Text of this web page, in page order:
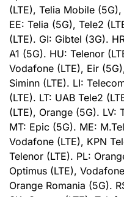
(LTE), Telia Mobile
EE: Telia (5G), Tele2
(LTE). GI: Gibtel (3G).
A1 (5G). HU: Telenor
Vodafone (LTE), Eir
Siminn (LTE). LI:
(LTE). LT: UAB Tele2
(LTE), Orange (5G). LV:
MT: Epic (5G). ME:
Vodafone (LTE), KPN
Telenor (LTE). PL:
Optimus (LTE),
Orange Romania (5G).